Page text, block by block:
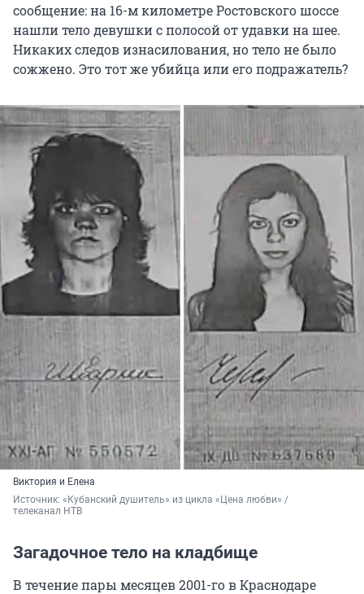
сообщение: на 16-м километре Ростовского шоссе
нашли тело девушки с полосой от удавки на шее.
Никаких следов изнасилования, но тело не было
сожжено. Это тот же убийца или его подражатель?
Виктория и Елена
Источник: «Кубанский душитель» из цикла «Цена любви» /
телеканал НТВ
Загадочное тело на кладбище
В течение пары месяцев 2001-го в Краснодаре